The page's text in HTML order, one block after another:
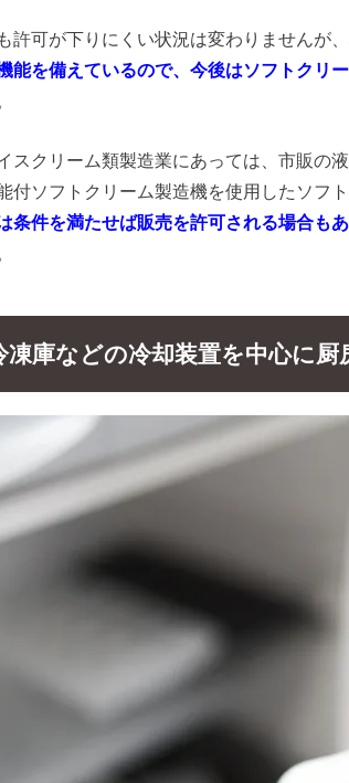
許可が下りにくい状況は変わりませんが、
能を備えているので、今後はソフトクリ
イスクリーム類製造業にあっては、市販の
付ソフトクリーム製造機を使用したソフ
条件を満たせば販売を許可される場合も
凍庫などの冷却装置を中心に厨